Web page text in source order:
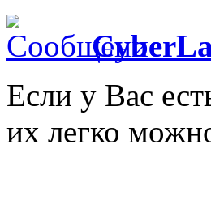
Если у Вас
их легко